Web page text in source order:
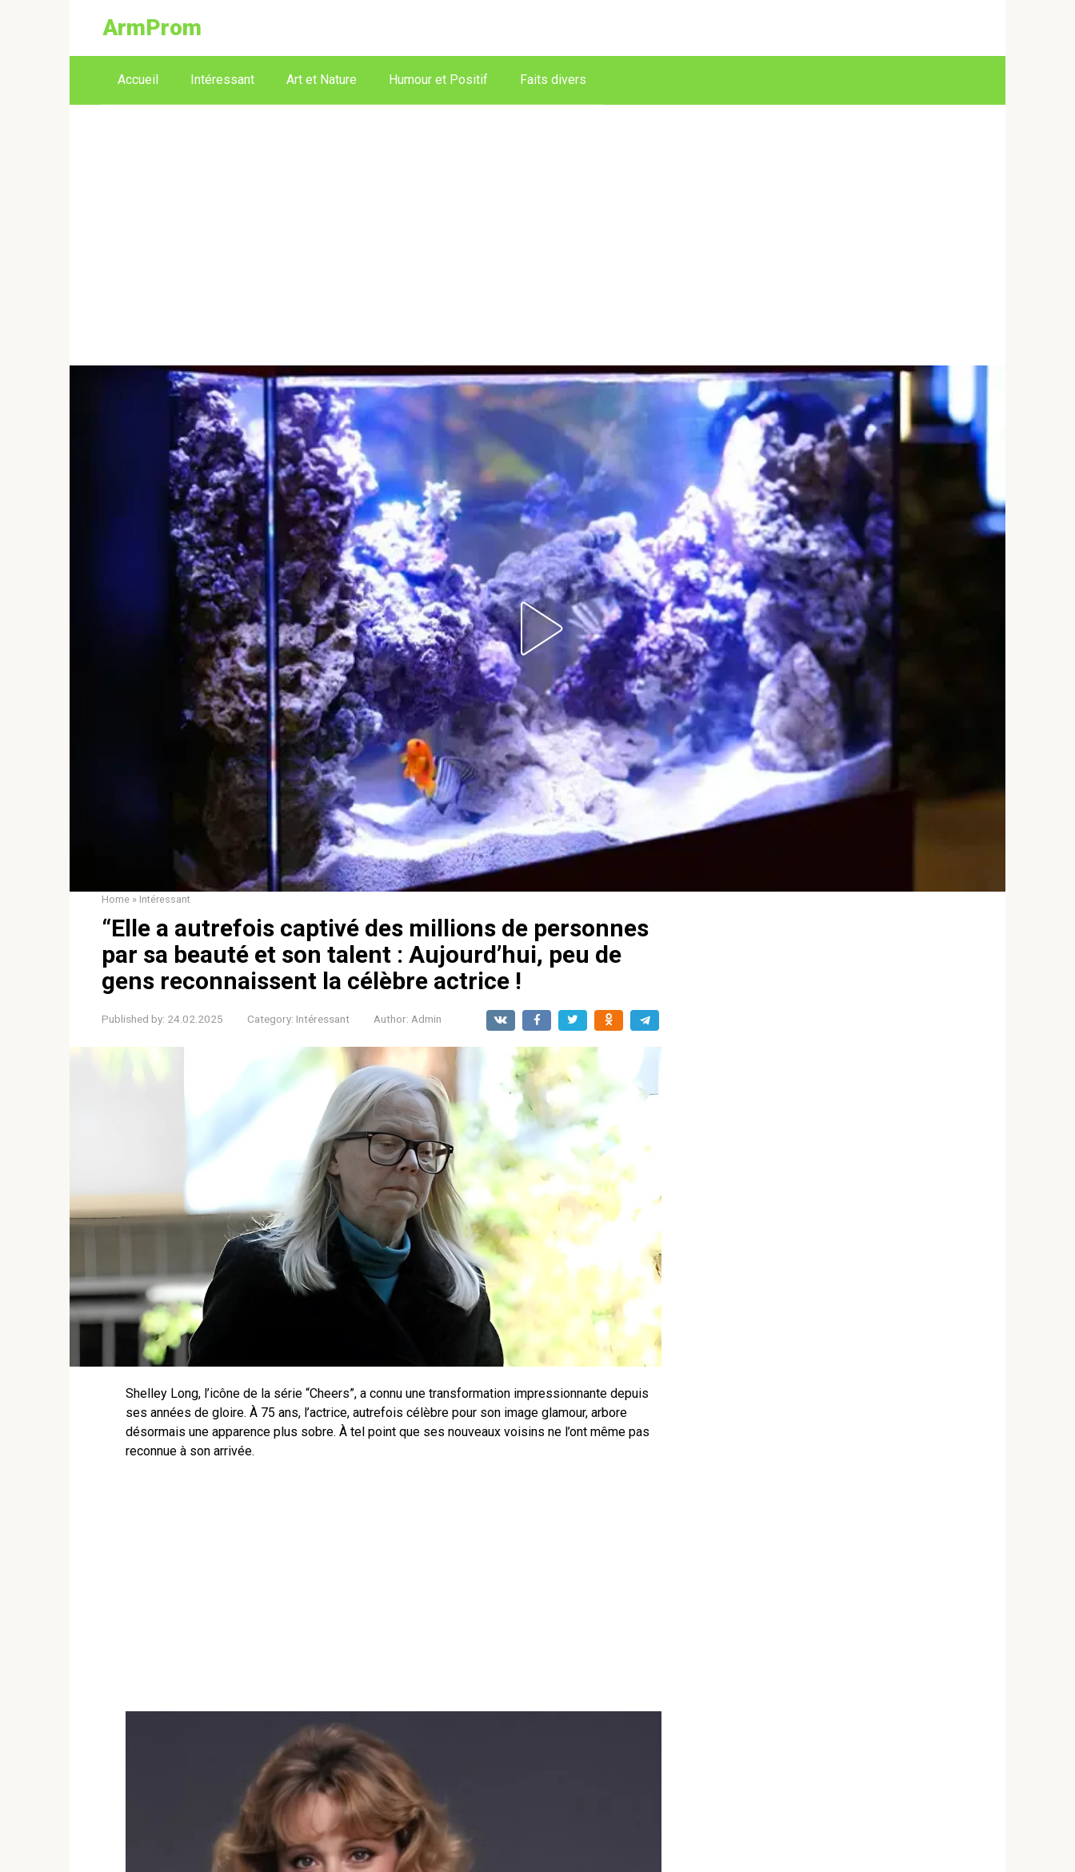
ArmProm
Accueil Intéressant Art et Nature Humour et Positif Faits divers
Home » Intéressant
“Elle a autrefois captivé des millions de personnes
par sa beauté et son talent : Aujourd’hui, peu de
gens reconnaissent la célèbre actrice !
Published by: 24.02.2025 Category: Intéressant Author: Admin
Shelley Long, l’icône de la série “Cheers”, a connu une transformation impressionnante depuis
ses années de gloire. À 75 ans, l’actrice, autrefois célèbre pour son image glamour, arbore
désormais une apparence plus sobre. À tel point que ses nouveaux voisins ne l’ont même pas
reconnue à son arrivée.